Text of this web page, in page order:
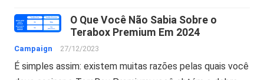
O Que Você Não Sabia Sobre o
Terabox Premium Em 2024
Campaign 27/12/2023
É simples assim: existem muitas razões pelas quais você